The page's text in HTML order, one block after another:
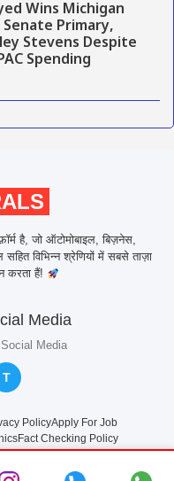
Wins Michigan
Primary,
Stevens Despite
Spending
है, जो ऑटोमोबाइल, बिज़नेस,
विभिन्न श्रेणियों में सबसे ताज़ा
करता हैं!
Media
Media
T
PolicyApply For Job
Fact Checking Policy
rights reserved